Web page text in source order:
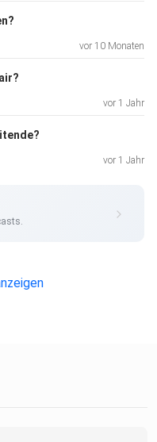
vor 10 Monaten
vor 1 Jahr
vor 1 Jahr